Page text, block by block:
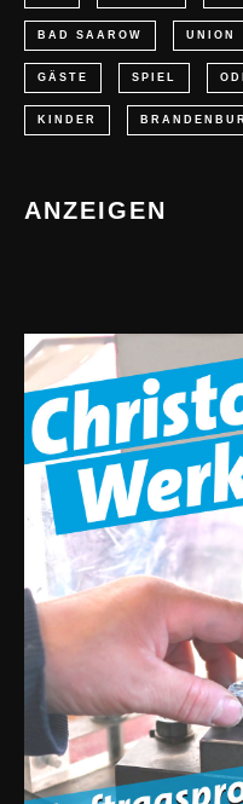
BAD SAAROW UNION
GÄSTE SPIEL
KINDER
ANZEIGEN